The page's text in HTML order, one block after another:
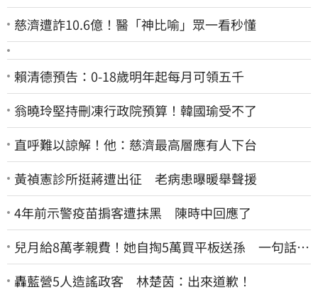
慈濟遭詐10.6億！醫「神比喻」眾一看秒懂
賴清德預告：0-18歲明年起每月可領五千
翁曉玲堅持刪凍行政院預算！韓國瑜受不了
直呼難以諒解！他：慈濟最高層應有人下台
黃禎憲診所挺蔣遭出征 老病患曝暖舉聲援
4年前示警疫苗掮客遭抹黑 陳時中回應了
兒月給8萬孝親費！她自掏5萬買平板送孫 一句話愣
原地「傷心不已」
轟藍營5人造謠政客 林楚茵：出來道歉！